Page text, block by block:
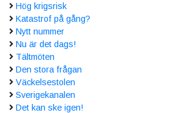
Hög krigsrisk
Katastrof på gång?
Nytt nummer
Nu är det dags!
Tältmöten
Den stora frågan
Väckelsestolen
Sverigekanalen
Det kan ske igen!